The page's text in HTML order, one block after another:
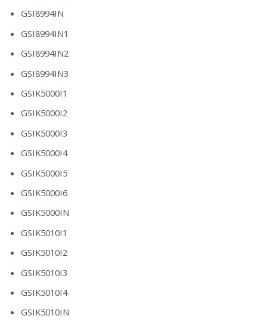
GSI8994IN
GSI8994IN1
GSI8994IN2
GSI8994IN3
GSIK5000I1
GSIK5000I2
GSIK5000I3
GSIK5000I4
GSIK5000I5
GSIK5000I6
GSIK5000IN
GSIK5010I1
GSIK5010I2
GSIK5010I3
GSIK5010I4
GSIK5010IN